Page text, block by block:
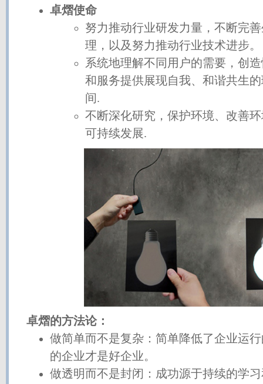
卓熠使命
努力推动行业研发力量，不断完
理，以及努力推动行业技术进步。
系统地理解不同用户的需要，创
和服务提供展现自我、和谐共生
间.
不断深化研究，保护环境、改善
可持续发展.
卓熠的方法论：
做简单而不是复杂：简单降低了企业运
的企业才是好企业。
做透明而不是封闭：成功源于持续的学